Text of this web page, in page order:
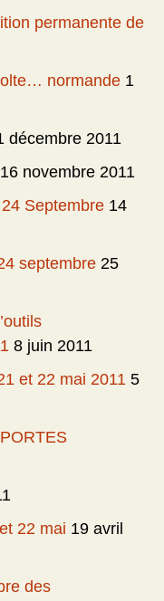
permanente de
normande 1
décembre 2011
16 novembre 2011
Septembre 14
septembre 25
8 juin 2011
et 22 mai 2011 5
22 mai 19 avril
des